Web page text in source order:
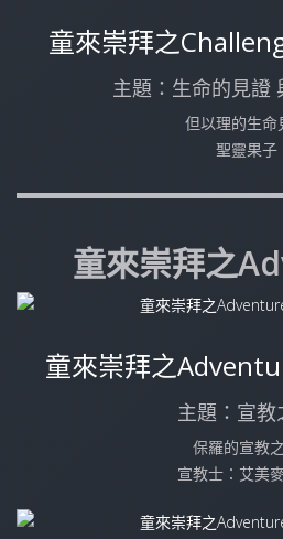
童來崇拜之
主題：生命的見證
但以理的生命
聖靈果子
童來崇拜之
童來崇拜之
主題：宣教
保羅的宣教
宣教士：艾美